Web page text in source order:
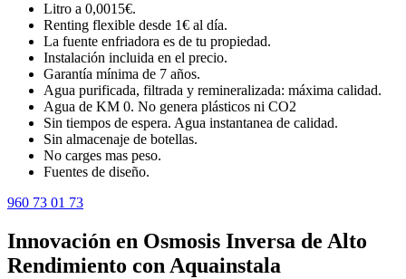
Litro a 0,0015€.
Renting flexible desde 1€ al día.
La fuente enfriadora es de tu propiedad.
Instalación incluida en el precio.
Garantía mínima de 7 años.
Agua purificada, filtrada y remineralizada: máxima calidad.
Agua de KM 0. No genera plásticos ni CO2
Sin tiempos de espera. Agua instantanea de calidad.
Sin almacenaje de botellas.
No carges mas peso.
Fuentes de diseño.
960 73 01 73
Innovación en Osmosis Inversa de Alto
Rendimiento con Aquainstala